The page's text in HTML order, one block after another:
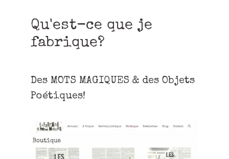
Qu'est-ce que je
fabrique?
Des MOTS MAGIQUES & des Objets
Poétiques!